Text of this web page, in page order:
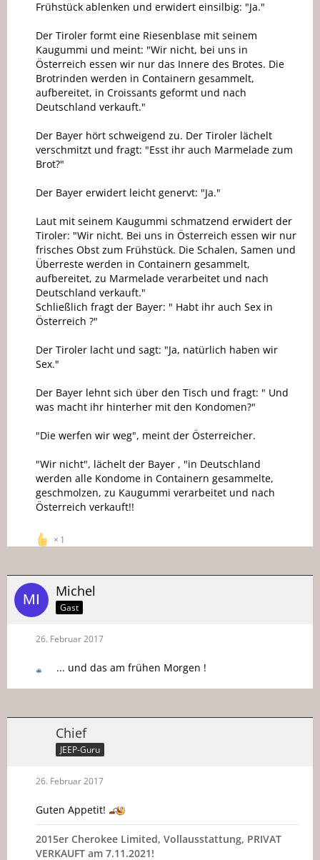
Frühstück ablenken und erwidert einsilbig: "Ja."
Der Tiroler formt eine Riesenblase mit seinem
Kaugummi und meint: "Wir nicht, bei uns in
Österreich essen wir nur das Innere des Brotes. Die
Brotrinden werden in Containern gesammelt,
aufbereitet, in Croissants geformt und nach
Deutschland verkauft."
Der Bayer hört schweigend zu. Der Tiroler lächelt
verschmitzt und fragt: "Esst ihr auch Marmelade zum
Brot?"
Der Bayer erwidert leicht genervt: "Ja."
Laut mit seinem Kaugummi schmatzend erwidert der
Tiroler: "Wir nicht. Bei uns in Österreich essen wir nur
frisches Obst zum Frühstück. Die Schalen, Samen und
Überreste werden in Containern gesammelt,
aufbereitet, zu Marmelade verarbeitet und nach
Deutschland verkauft."
Schließlich fragt der Bayer: " Habt ihr auch Sex in
Österreich ?"
Der Tiroler lacht und sagt: "Ja, natürlich haben wir
Sex."
Der Bayer lehnt sich über den Tisch und fragt: " Und
was macht ihr hinterher mit den Kondomen?"
"Die werfen wir weg", meint der Österreicher.
"Wir nicht", lächelt der Bayer , "in Deutschland
werden alle Kondome in Containern gesammelte,
geschmolzen, zu Kaugummi verarbeitet und nach
Österreich verkauft!!
1
Michel
Gast
26. Februar 2017
... und das am frühen Morgen !
Chief
JEEP-Guru
26. Februar 2017
Guten Appetit!
2015er Cherokee Limited, Vollausstattung, PRIVAT
VERKAUFT am 7.11.2021!